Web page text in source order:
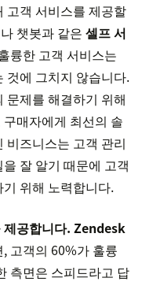
고객 서비스를 제공할
챗봇과 같은 셀프 서
륭한 고객 서비스는
것에 그치지 않습니다.
문제를 해결하기 위해
매자에게 최선의 솔
비즈니스는 고객 관리
잘 알기 때문에 고객
위해 노력합니다.
공합니다. Zendesk
고객의 60%가 훌륭
측면은 스피드라고 답